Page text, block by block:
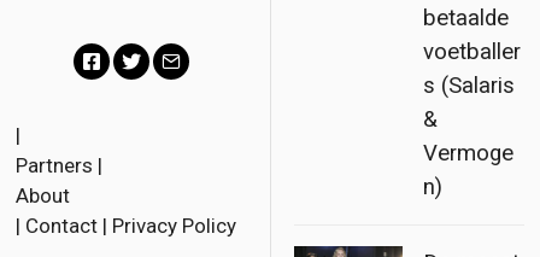
c
l
|
Partners |
About
| Contact | Privacy Policy
betaalde
voetballer
s (Salaris
&
Vermoge
n)